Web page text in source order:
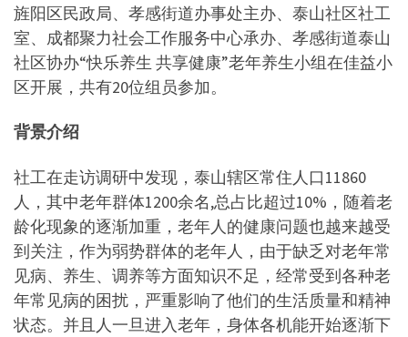
旌阳区民政局、孝感街道办事处主办、泰山社区社工
室、成都聚力社会工作服务中心承办、孝感街道泰山
社区协办“快乐养生 共享健康”老年养生小组在佳益小
区开展，共有20位组员参加。
背景介绍
社工在走访调研中发现，泰山辖区常住人口11860
人，其中老年群体1200余名,总占比超过10%，随着老
龄化现象的逐渐加重，老年人的健康问题也越来越受
到关注，作为弱势群体的老年人，由于缺乏对老年常
见病、养生、调养等方面知识不足，经常受到各种老
年常见病的困扰，严重影响了他们的生活质量和精神
状态。并且人一旦进入老年，身体各机能开始逐渐下